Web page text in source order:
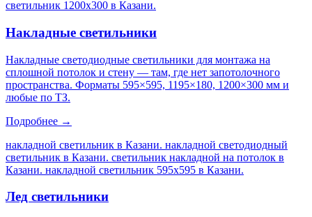
светильник 1200х300 в Казани.
Накладные светильники
Накладные светодиодные светильники для монтажа на
сплошной потолок и стену — там, где нет запотолочного
пространства. Форматы 595×595, 1195×180, 1200×300 мм и
любые по ТЗ.
Подробнее →
накладной светильник в Казани. накладной светодиодный
светильник в Казани. светильник накладной на потолок в
Казани. накладной светильник 595х595 в Казани.
Лед светильники